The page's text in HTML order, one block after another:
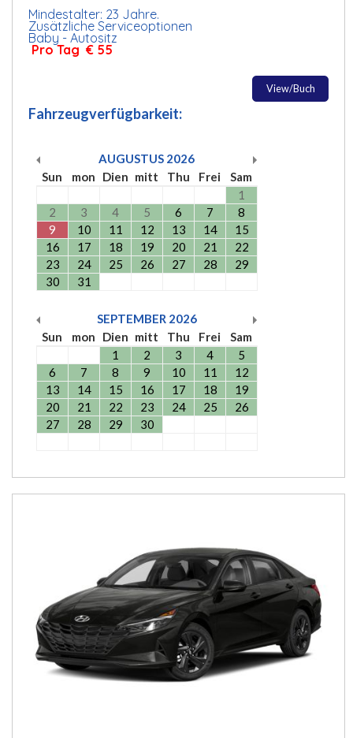
Mindestalter: 23 Jahre.
Zusätzliche Serviceoptionen
Baby - Autositz
Pro Tag € 55
View/Buch
Fahrzeugverfügbarkeit:
AUGUSTUS 2026
Sun
mon Dien mitt Thu Frei
Sam
1
2
3 4 5 6 7
8
9
10 11 12 13 14
15
16
17 18 19 20 21
22
23
24 25 26 27 28
29
30
31
SEPTEMBER 2026
Sun
mon Dien mitt Thu Frei
Sam
1
2 3 4
5
6
7 8 9 10 11
12
13
14 15 16 17 18
19
20
21 22 23 24 25
26
27
28 29 30